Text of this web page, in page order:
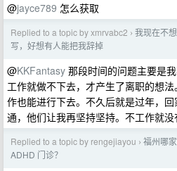
@jayce789 怎么获取
Replied to a topic by xmrvabc2 › 我现在不
写，好想有人能把我辞掉
@KKFantasy 那段时间的问题主要是
工作就做不下去，才产生了离职的想
作也能进行下去。不久后就是过年，
通，他们让我再坚持坚持。不工作就没
Replied to a topic by rengejiayou › 福州哪
ADHD 门诊？